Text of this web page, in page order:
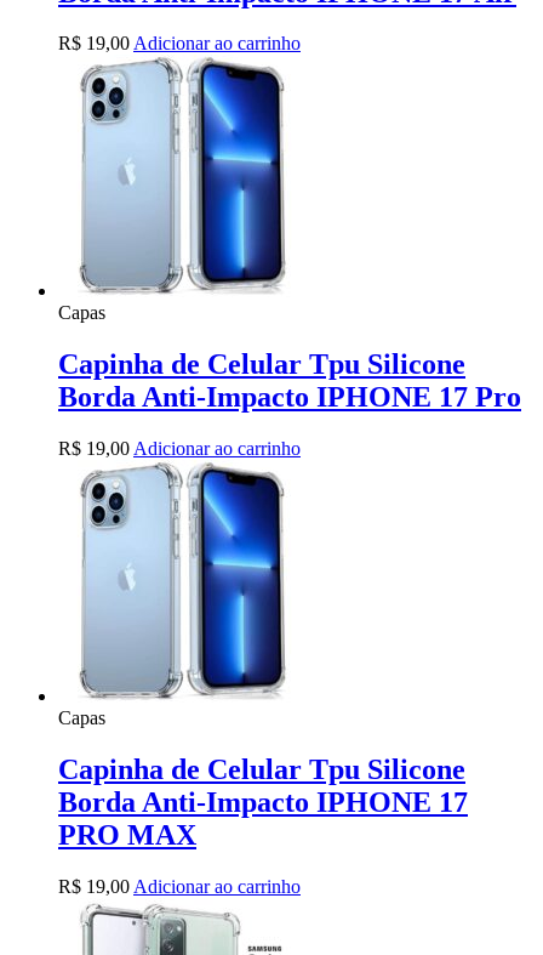
R$ 19,00Adicionar ao carrinho
Capas
Capinha de Celular Tpu Silicone
Borda Anti-Impacto IPHONE 17 Pro
R$ 19,00 Adicionar ao carrinho
Capas
Capinha de Celular Tpu Silicone
Borda Anti-Impacto IPHONE 17
PRO MAX
R$ 19,00 Adicionar ao carrinho